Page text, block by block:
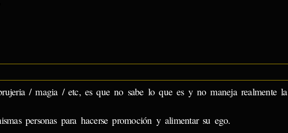
/ magia / etc, es que no sabe lo que es y no maneja realmente la
personas para hacerse promoción y alimentar su ego.